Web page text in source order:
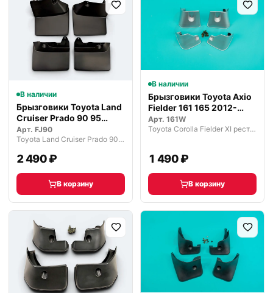
В наличии
Брызговики Toyota Land
Cruiser Prado 90 95
Черные
Арт. FJ90
Toyota Land Cruiser Prado 90 рестайлинг (1999—2002)
2 490 ₽
В корзину
В наличии
Брызговики Toyota Axio
Fielder 161 165 2012-
2024…
Арт. 161W
Toyota Corolla Fielder XI рестайлинг (2015—2019)
1 490 ₽
В корзину